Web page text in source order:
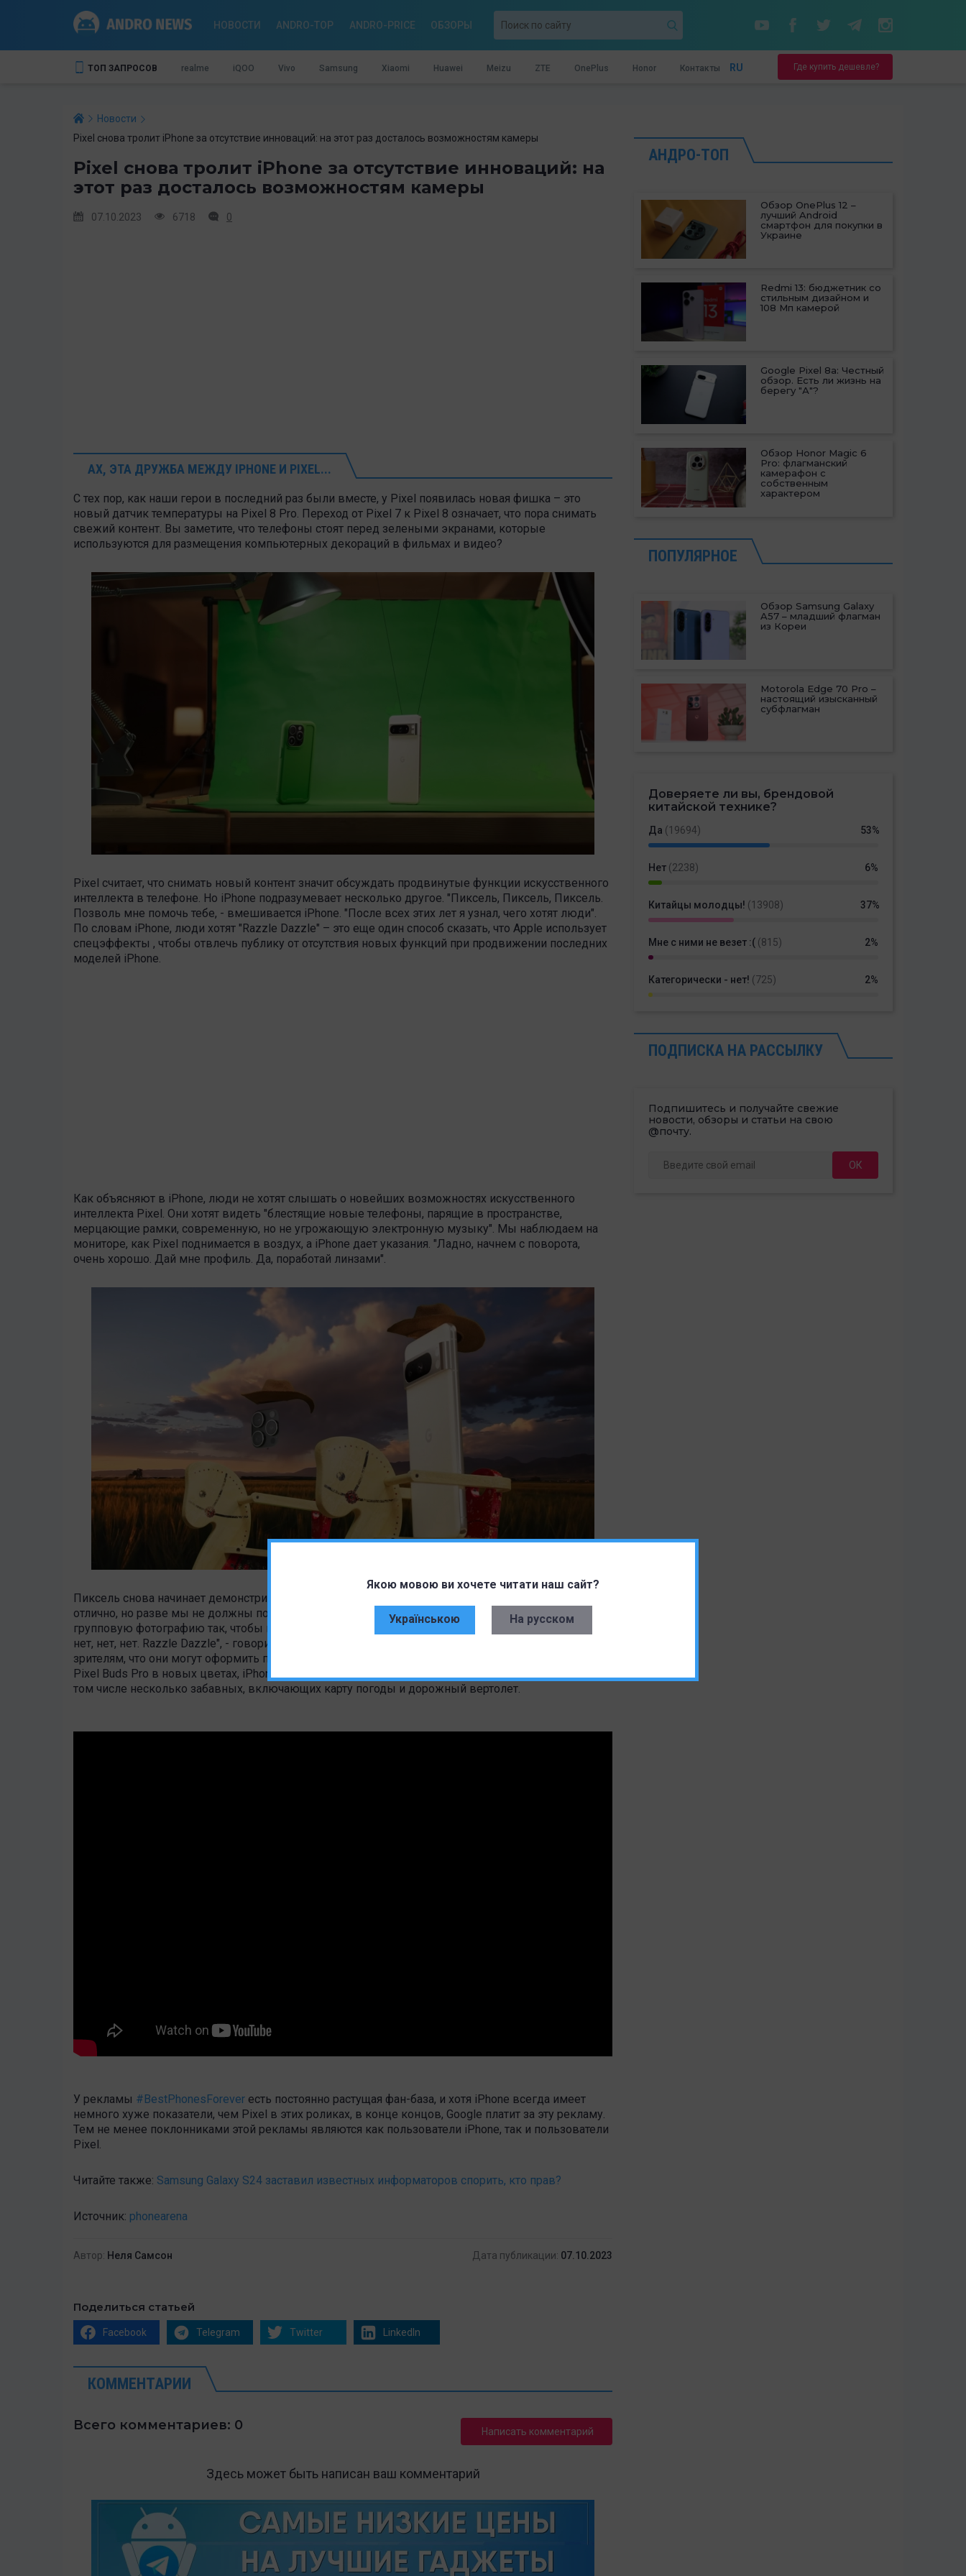
Якою мовою ви хочете читати наш сайт?
Українською На русском
НОВОСТИ ANDRO-TOP ANDRO-PRICE ОБЗОРЫ
ТОП ЗАПРОСОВ realme iQOO Vivo Samsung Xiaomi Huawei Meizu ZTE OnePlus Honor Контакты RU Где купить дешевле?
Новости
Pixel снова тролит iPhone за отсутствие инноваций: на этот раз досталось возможностям камеры
Pixel снова тролит iPhone за отсутствие инноваций: на
этот раз досталось возможностям камеры
07.10.2023 6718 0
АХ, ЭТА ДРУЖБА МЕЖДУ IPHONE И PIXEL...
С тех пор, как наши герои в последний раз были вместе, у Pixel появилась новая фишка – это
новый датчик температуры на Pixel 8 Pro. Переход от Pixel 7 к Pixel 8 означает, что пора снимать
свежий контент. Вы заметите, что телефоны стоят перед зелеными экранами, которые
используются для размещения компьютерных декораций в фильмах и видео?
Pixel считает, что снимать новый контент значит обсуждать продвинутые функции искусственного
интеллекта в телефоне. Но iPhone подразумевает несколько другое. "Пиксель, Пиксель, Пиксель.
Позволь мне помочь тебе, - вмешивается iPhone. "После всех этих лет я узнал, чего хотят люди".
По словам iPhone, люди хотят "Razzle Dazzle" – это еще один способ сказать, что Apple использует
спецэффекты , чтобы отвлечь публику от отсутствия новых функций при продвижении последних
моделей iPhone.
Как объясняют в iPhone, люди не хотят слышать о новейших возможностях искусственного
интеллекта Pixel. Они хотят видеть "блестящие новые телефоны, парящие в пространстве,
мерцающие рамки, современную, но не угрожающую электронную музыку". Мы наблюдаем на
мониторе, как Pixel поднимается в воздух, а iPhone дает указания. "Ладно, начнем с поворота,
очень хорошо. Дай мне профиль. Да, поработай линзами".
Пиксель снова начинает демонстрировать свои возможности искусственного интеллекта. "Это все
отлично, но разве мы не должны показать, как я могу использовать ИИ, чтобы исправить
групповую фотографию так, чтобы все выглядели лучше?" Но iPhone сопротивляется. "Нет, нет,
нет, нет, нет. Razzle Dazzle", - говорит смартфон Apple на iOS. После того, как Google напомнил
зрителям, что они могут оформить предварительный заказ на новую серию Pixel 8, Pixel Watch 2 и
Pixel Buds Pro в новых цветах, iPhone и Pixel попробовали несколько трюков на зеленом экране, в
том числе несколько забавных, включающих карту погоды и дорожный вертолет.
У рекламы #BestPhonesForever есть постоянно растущая фан-база, и хотя iPhone всегда имеет
немного хуже показатели, чем Pixel в этих роликах, в конце концов, Google платит за эту рекламу.
Тем не менее поклонниками этой рекламы являются как пользователи iPhone, так и пользователи
Pixel.
Читайте также: Samsung Galaxy S24 заставил известных информаторов спорить, кто прав?
Источник: phonearena
Автор: Неля Самсон Дата публикации: 07.10.2023
Поделиться статьей
Facebook Telegram Twitter LinkedIn
КОММЕНТАРИИ
Всего комментариев: 0 Написать комментарий
Здесь может быть написан ваш комментарий
АНДРО-ТОП
Обзор OnePlus 12 –
лучший Android
смартфон для покупки в
Украине
Redmi 13: бюджетник со
стильным дизайном и
108 Мп камерой
Google Pixel 8a: Честный
обзор. Есть ли жизнь на
берегу "А"?
Обзор Honor Magic 6
Pro: флагманский
камерафон с
собственным
характером
ПОПУЛЯРНОЕ
Обзор Samsung Galaxy
A57 – младший флагман
из Кореи
Motorola Edge 70 Pro –
настоящий изысканный
субфлагман
Доверяете ли вы, брендовой
китайской технике?
Да (19694) 53%
Нет (2238) 6%
Китайцы молодцы! (13908) 37%
Мне с ними не везет :( (815) 2%
Категорически - нет! (725) 2%
ПОДПИСКА НА РАССЫЛКУ
Подпишитесь и получайте свежие
новости, обзоры и статьи на свою
@почту.
ОК